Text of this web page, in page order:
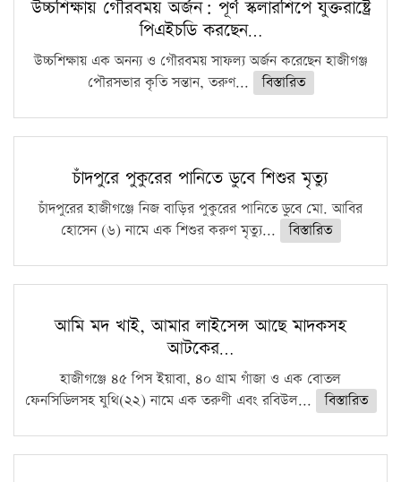
ফরিদগঞ্জে আগুনে পুড়লো ৬ ব্যবসা প্রতিষ্ঠান
উচ্চশিক্ষায় গৌরবময় অর্জন: পূর্ণ স্কলারশিপে যুক্তরাষ্ট্রে
পিএইচডি করছেন…
উচ্চশিক্ষায় এক অনন্য ও গৌরবময় সাফল্য অর্জন করেছেন হাজীগঞ্জ
পৌরসভার কৃতি সন্তান, তরুণ...
বিস্তারিত
চাঁদপুরে পুকুরের পানিতে ডুবে শিশুর মৃত্যু
চাঁদপুরের হাজীগঞ্জে নিজ বাড়ির পুকুরের পানিতে ডুবে মো. আবির
হোসেন (৬) নামে এক শিশুর করুণ মৃত্যু...
বিস্তারিত
আমি মদ খাই, আমার লাইসেন্স আছে মাদকসহ
আটকের…
হাজীগঞ্জে ৪৫ পিস ইয়াবা, ৪০ গ্রাম গাঁজা ও এক বোতল
ফেনসিডিলসহ যুথি(২২) নামে এক তরুণী এবং রবিউল...
বিস্তারিত